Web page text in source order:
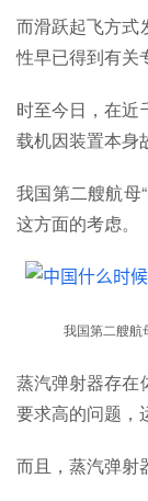
而滑跃起飞方式
性早已得到有关
时至今日，在近
载机因装置本身
我国第二艘航母
这方面的考虑。
我国第二艘航
蒸汽弹射器存在
要求高的问题，
而且，蒸汽弹射